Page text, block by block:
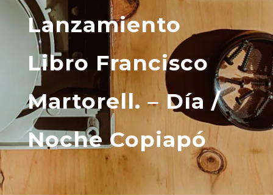
Lanzamiento
Libro Francisco
Martorell. – Día /
Noche Copiapó